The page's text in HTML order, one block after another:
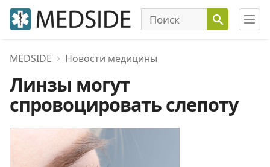
MEDSIDE Новости медицины
Линзы могут
спровоцировать слепоту